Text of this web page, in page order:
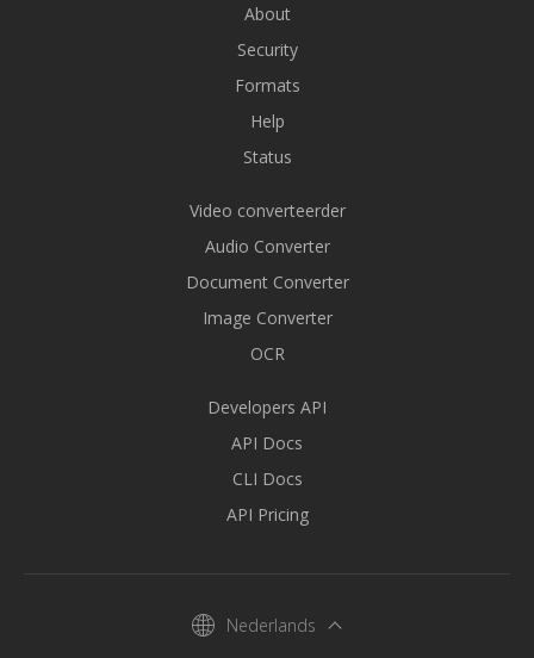
About
Security
Formats
Help
Status
Video converteerder
Audio Converter
Document Converter
Image Converter
OCR
Developers API
API Docs
CLI Docs
API Pricing
Nederlands